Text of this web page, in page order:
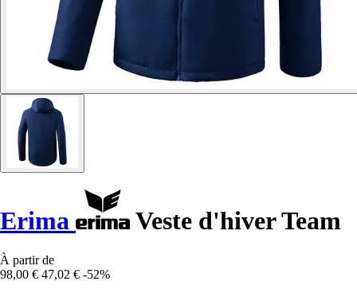
Erima Veste d'hiver Team
À partir de
98,00 € 47,02 € -52%